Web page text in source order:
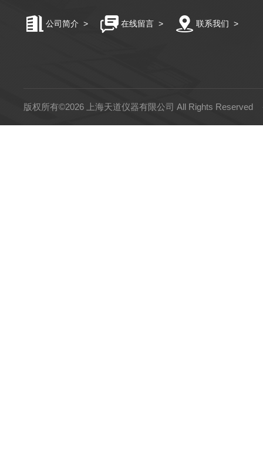
公司简介 > 在线留言 > 联系我们 >
版权所有©2026 上海天道仪器有限公司 All Rights Reserved